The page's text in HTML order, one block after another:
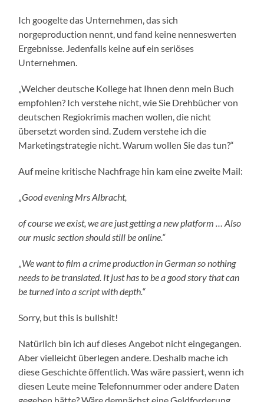
Ich googelte das Unternehmen, das sich
norgeproduction nennt, und fand keine nenneswerten
Ergebnisse. Jedenfalls keine auf ein seriöses
Unternehmen.
„Welcher deutsche Kollege hat Ihnen denn mein Buch
empfohlen? Ich verstehe nicht, wie Sie Drehbücher von
deutschen Regiokrimis machen wollen, die nicht
übersetzt worden sind. Zudem verstehe ich die
Marketingstrategie nicht. Warum wollen Sie das tun?“
Auf meine kritische Nachfrage hin kam eine zweite Mail:
„Good evening Mrs Albracht,
of course we exist, we are just getting a new platform … Also
our music section should still be online.“
We want to film a crime production in German so nothing
needs to be translated. It just has to be a good story that can
be turned into a script with depth.“
Sorry, but this is bullshit!
Natürlich bin ich auf dieses Angebot nicht eingegangen.
Aber vielleicht überlegen andere. Deshalb mache ich
diese Geschichte öffentlich. Was wäre passiert, wenn ich
diesen Leute meine Telefonnummer oder andere Daten
gegeben hätte? Wäre demnächst eine Geldforderung